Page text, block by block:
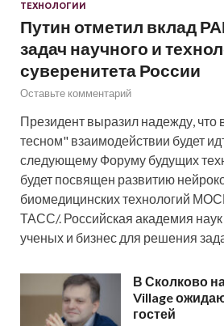
ТЕХНОЛОГИИ
Путин отметил вклад
задач научного и
суверенитета России
Оставьте комментарий
Президент выразил надежду, что
тесном" взаимодействии будет
следующему Форуму будущих
будет посвящен развитию
биомедицинских технологий
ТАСС/. Российская академия
ученых и бизнес для решения
В Сколково
Village
гостей